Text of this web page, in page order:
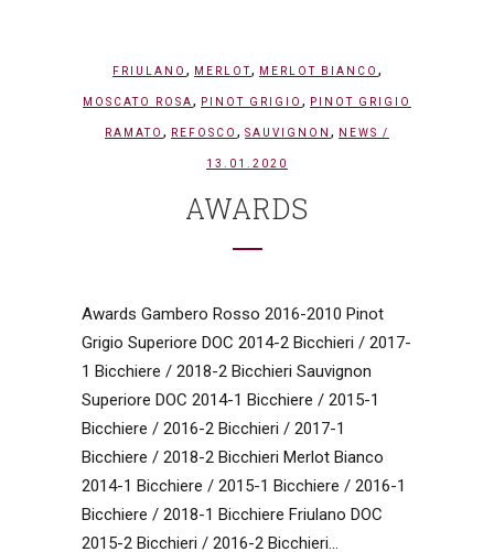
FRIULANO , MERLOT, MERLOT BIANCO ,
MOSCATO ROSA, PINOT GRIGIO , PINOT GRIGIO
RAMATO , REFOSCO , SAUVIGNON , NEWS /
13.01.2020
AWARDS
Awards Gambero Rosso 2016-2010 Pinot
Grigio Superiore DOC 2014-2 Bicchieri / 2017-
1 Bicchiere / 2018-2 Bicchieri Sauvignon
Superiore DOC 2014-1 Bicchiere / 2015-1
Bicchiere / 2016-2 Bicchieri / 2017-1
Bicchiere / 2018-2 Bicchieri Merlot Bianco
2014-1 Bicchiere / 2015-1 Bicchiere / 2016-1
Bicchiere / 2018-1 Bicchiere Friulano DOC
2015-2 Bicchieri / 2016-2 Bicchieri...